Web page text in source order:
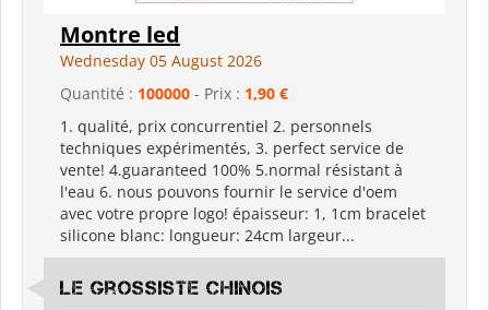
Montre led
Wednesday 05 August 2026
Quantité : 100000 - Prix : 1,90 €
1. qualité, prix concurrentiel 2. personnels
techniques expérimentés, 3. perfect service de
vente! 4.guaranteed 100% 5.normal résistant à
l'eau 6. nous pouvons fournir le service d'oem
avec votre propre logo! épaisseur: 1, 1cm bracelet
silicone blanc: longueur: 24cm largeur...
Le grossiste chinois